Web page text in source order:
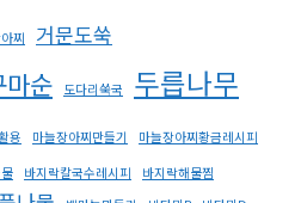
찌 거문도쑥
마순 도다리쑥국 두릅나무
용 마늘장아찌만들기
마늘장아찌황금레시피
바지락칼국수레시피
바지락해물찜